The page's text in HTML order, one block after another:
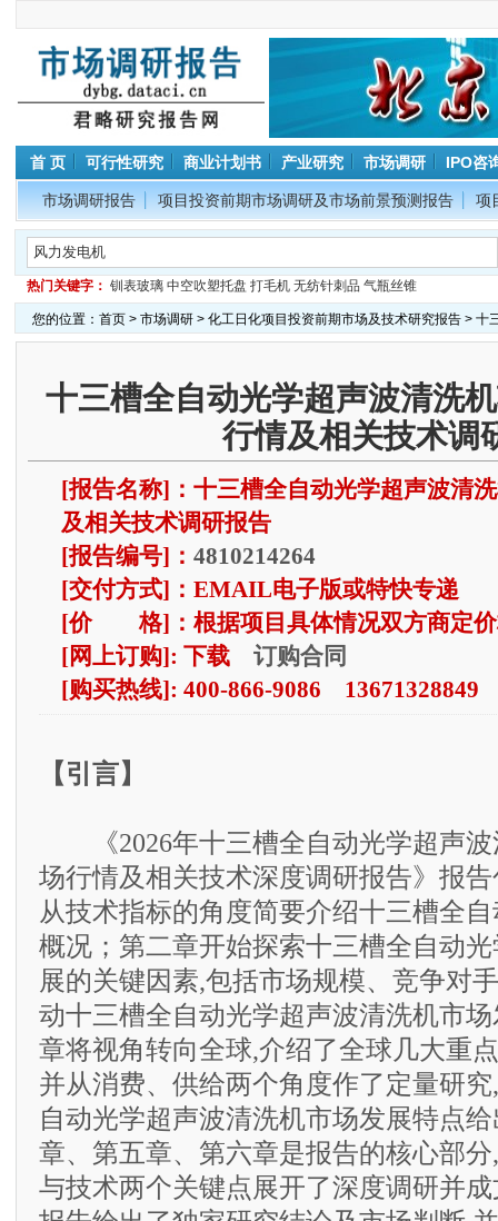
首 页 可行性研究 商业计划书 产业研究 市场调研 IPO咨
市场调研报告 项目投资前期市场调研及市场前景预测报告 项
热门关键字： 钏表玻璃 中空吹塑托盘 打毛机 无纺针刺品 气瓶丝锥
您的位置： 首页> 市场调研> 化工日化项目投资前期市场及技术研究报告> 十
十三槽全自动光学超声波清洗
行情及相关技术调
[报告名称]：十三槽全自动光学超声波清
及相关技术调研报告
[报告编号]： 4810214264
[交付方式]：EMAIL电子版或特快专递
[价 格]：根据项目具体情况双方商定
[网上订购]: 下载 订购合同
[购买热线]: 400-866-9086 13671328849
【引言】
《2026年十三槽全自动光学超声波
场行情及相关技术深度调研报告》报
从技术指标的角度简要介绍十三槽全
概况；第二章开始探索十三槽全自动
展的关键因素,包括市场规模、竞争对
动十三槽全自动光学超声波清洗机市
章将视角转向全球,介绍了全球几大重
并从消费、供给两个角度作了定量研
自动光学超声波清洗机市场发展特点
章、第五章、第六章是报告的核心部
与技术两个关键点展开了深度调研并